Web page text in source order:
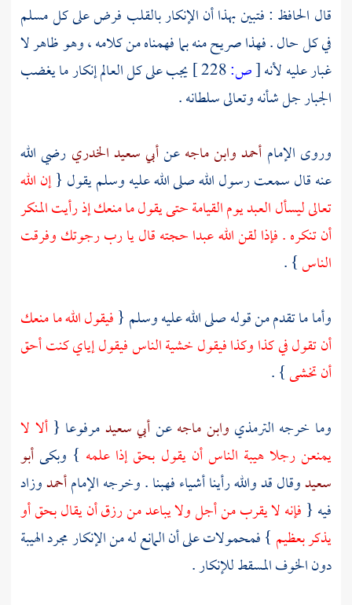
قال الحافظ : فتبين بهذا أن الإنكار بالقلب فرض على كل مسلم
في كل حال . فهذا صريح منه بما فهمناه من كلامه ، وهو ظاهر لا
غبار عليه لأنه[ص:
يجب على كل العالم إنكار ما يغضب
الجبار جل شأنه وتعالى سلطانه .
وروى الإمام أحمدوابن ماجهعنأبي سعيد الخدري رضي الله
عنه قال سمعت رسول الله صلى الله عليه وسلم يقول {إن الله
تعالى ليسأل العبد يوم القيامة حتى يقول ما منعك إذ رأيت المنكر
أن تنكره . فإذا لقن الله عبدا حجته قال يا رب رجوتك وفرقت
الناس} .
وأما ما تقدم من قوله صلى الله عليه وسلم {فيقول الله ما منعك
أن تقول في كذا وكذا فيقول خشية الناس فيقول إياي كنت أحق
أن تخشى} .
وما خرجه الترمذي وابن ماجهعنأبي سعيدمرفوعا {ألا لا
يمنعن رجلا هيبة الناس أن يقول بحق إذا علمه } وبكىأبو
سعيدوقال قد والله رأينا أشياء فهبنا . وخرجه الإمامأحمدوزاد
فيه { فإنه لا يقرب من أجل ولا يباعد من رزق أن يقال بحق أو
يذكر بعظيم } فمحمولات على أن المانع له من الإنكار مجرد الهيبة
دون الخوف المسقط للإنكار .